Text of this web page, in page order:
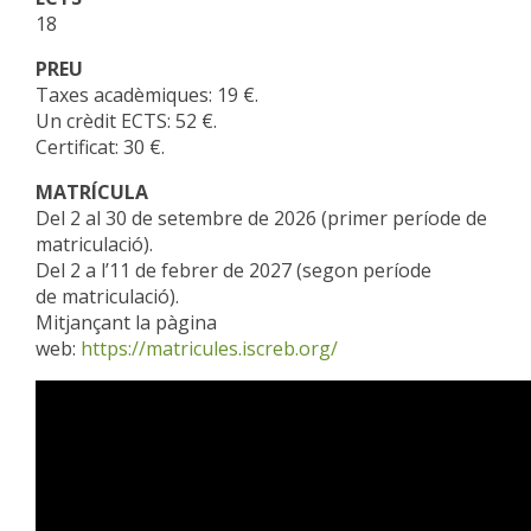
18
PREU
Taxes acadèmiques: 19 €.
Un crèdit ECTS: 52 €.
Certificat: 30 €.
MATRÍCULA
Del 2 al 30 de setembre de 2026 (primer període de
matriculació).
Del 2 a l’11 de febrer de 2027 (segon període
de matriculació).
Mitjançant la pàgina
web: https://matricules.iscreb.org/